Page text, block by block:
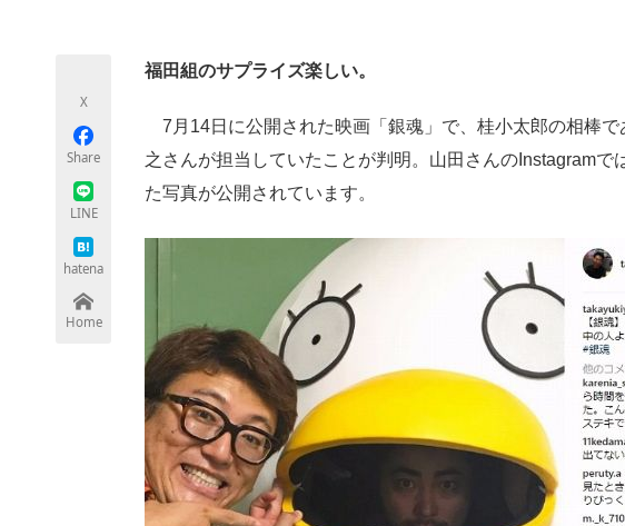
モノづくり技術者専門サイト
ちょっと気になるネットの話題
X
Share
LINE
hatena
Home
福田組のサプライズ楽しい。
7月14日に公開された映画「銀魂」で、桂小太郎の相棒
之さんが担当していたことが判明。山田さんのInstagram
た写真が公開されています。